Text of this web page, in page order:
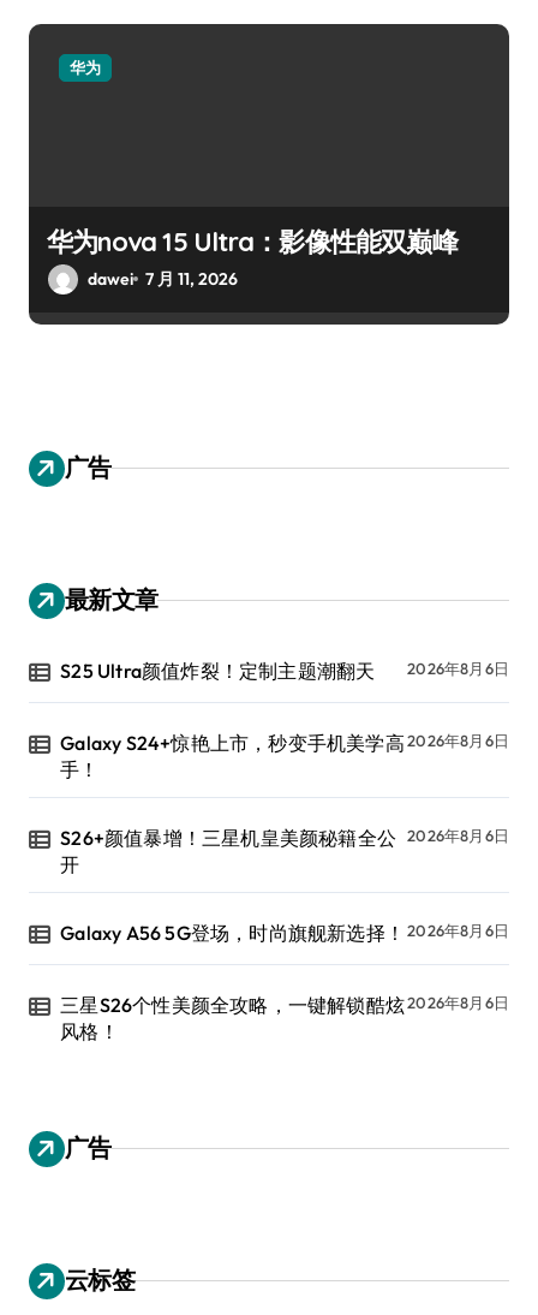
华为
华为nova 15 Ultra：影像性能双巅峰
dawei 7 月 11, 2026
广告
最新文章
S25 Ultra颜值炸裂！定制主题潮翻天 2026年8月6日
Galaxy S24+惊艳上市，秒变手机美学高
手！
2026年8月6日
S26+颜值暴增！三星机皇美颜秘籍全公
开
2026年8月6日
Galaxy A56 5G登场，时尚旗舰新选择！ 2026年8月6日
三星S26个性美颜全攻略，一键解锁酷炫
风格！
2026年8月6日
广告
云标签